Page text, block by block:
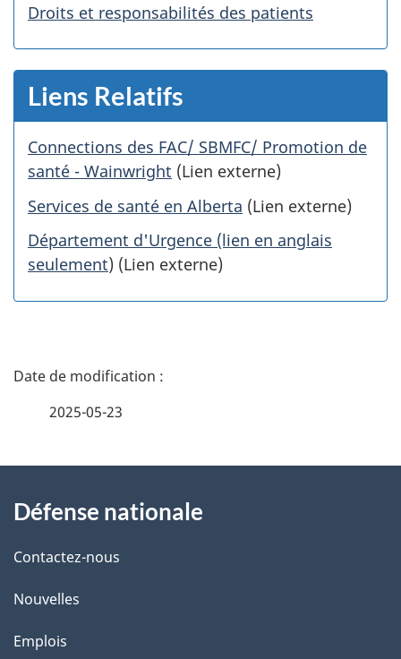
Droits et responsabilités des patients
Liens Relatifs
Connections des FAC/ SBMFC/ Promotion de
santé - Wainwright (Lien externe)
Services de santé en Alberta (Lien externe)
Département d'Urgence (lien en anglais
seulement) (Lien externe)
D
i
l
s
d
2025-05-23
propos
de
ce
site
Défense nationale
Contactez-nous
Nouvelles
Emplois